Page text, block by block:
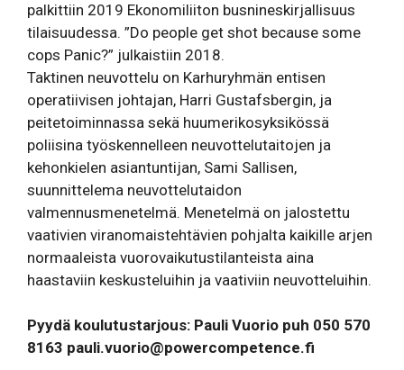
palkittiin 2019 Ekonomiliiton busnineskirjallisuus
tilaisuudessa. ”Do people get shot because some
cops Panic?” julkaistiin 2018.
Taktinen neuvottelu on Karhuryhmän entisen
operatiivisen johtajan, Harri Gustafsbergin, ja
peitetoiminnassa sekä huumerikosyksikössä
poliisina työskennelleen neuvottelutaitojen ja
kehonkielen asiantuntijan, Sami Sallisen,
suunnittelema neuvottelutaidon
valmennusmenetelmä. Menetelmä on jalostettu
vaativien viranomaistehtävien pohjalta kaikille arjen
normaaleista vuorovaikutustilanteista aina
haastaviin keskusteluihin ja vaativiin neuvotteluihin.
Pyydä koulutustarjous: Pauli Vuorio puh 050 570
8163 pauli.vuorio@powercompetence.fi